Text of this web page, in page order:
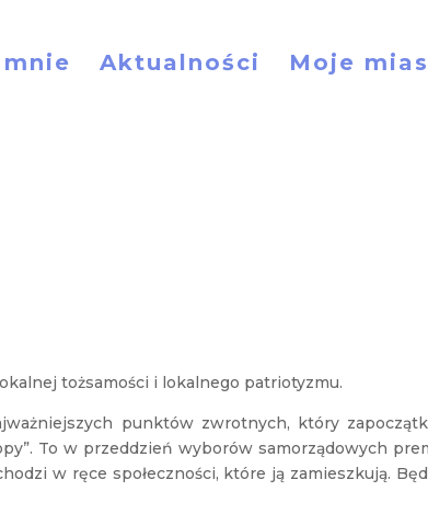
mnie Aktualności Moje
tożsamości i lokalnego patriotyzmu.
punktów zwrotnych, który
To w przeddzień wyborów samorządowych
w ręce społeczności, które ją zamieszkują.